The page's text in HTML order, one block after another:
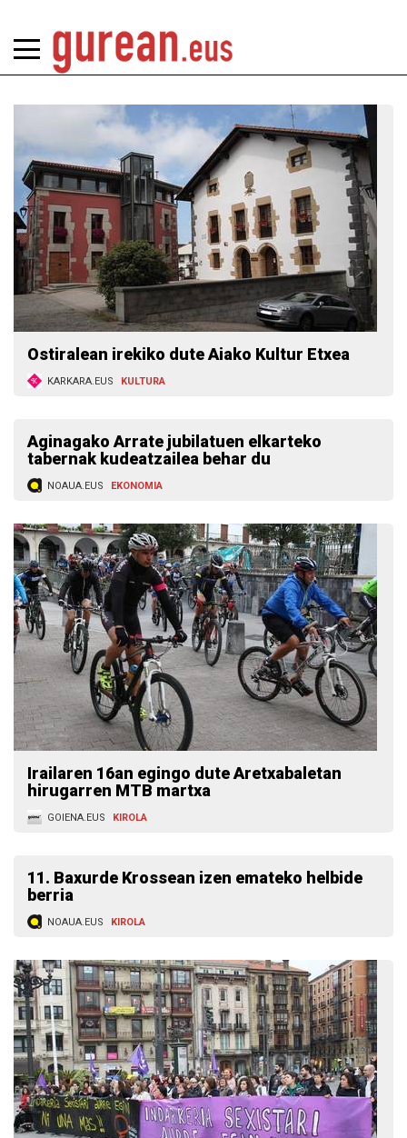
Ostiralean irekiko dute Aiako Kultur Etxea
KARKARA.EUS KULTURA
Aginagako Arrate jubilatuen elkarteko
tabernak kudeatzailea behar du
NOAUA.EUS EKONOMIA
Irailaren 16an egingo dute Aretxabaletan
hirugarren MTB martxa
GOIENA.EUS KIROLA
11. Baxurde Krossean izen emateko helbide
berria
NOAUA.EUS KIROLA